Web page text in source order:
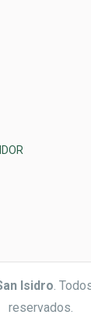
Isidro.
reservados.